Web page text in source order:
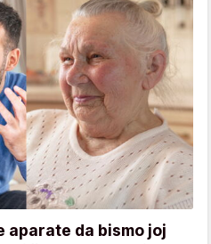
aparate da bismo joj